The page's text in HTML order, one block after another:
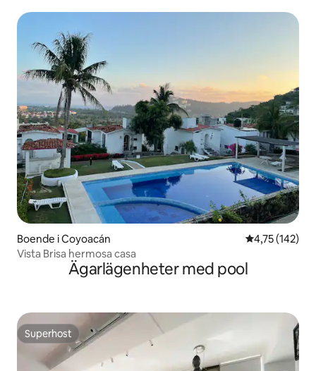
Boende i Coyoacán 4,75 av 5 i
4,75 (142)
Vista Brisa hermosa casa
Ägarlägenheter med pool
Superhost
Superhost